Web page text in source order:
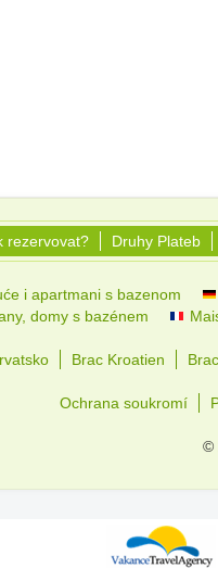
rezervovat? Druhy Plateb
i apartmani s bazenom
domy s bazénem
Brac Kroatien
Ochrana soukromí
©